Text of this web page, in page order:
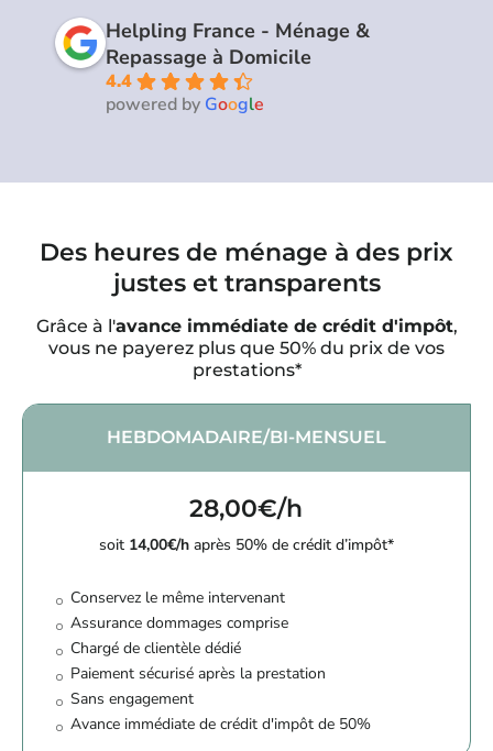
Helpling France - Ménage &
Repassage à Domicile
4.4
powered by Google
Des heures de ménage à des prix
justes et transparents
Grâce à l'avance immédiate de crédit d'impôt,
vous ne payerez plus que 50% du prix de vos
prestations*
HEBDOMADAIRE/BI-MENSUEL
28,00€/h
soit 14,00€/haprès 50% de crédit d’impôt*
Conservez le même intervenant
Assurance dommages comprise
Chargé de clientèle dédié
Paiement sécurisé après la prestation
Sans engagement
Avance immédiate de crédit d'impôt de 50%